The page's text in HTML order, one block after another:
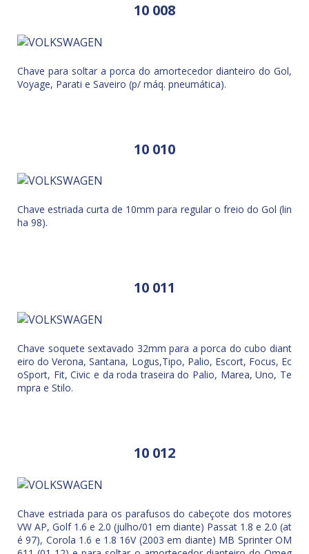
10 008
Chave para soltar a porca do amortecedor dianteiro do Gol,
Voyage, Parati e Saveiro (p/ máq. pneumática).
10 010
Chave estriada curta de 10mm para regular o freio do Gol (lin
ha 98).
10 011
Chave soquete sextavado 32mm para a porca do cubo diant
eiro do Verona, Santana, Logus,Tipo, Palio, Escort, Focus, Ec
oSport, Fit, Civic e da roda traseira do Palio, Marea, Uno, Te
mpra e Stilo.
10 012
Chave estriada para os parafusos do cabeçote dos motores
VW AP, Golf 1.6 e 2.0 (julho/01 em diante) Passat 1.8 e 2.0 (at
é 97), Corola 1.6 e 1.8 16V (2003 em diante) MB Sprinter OM